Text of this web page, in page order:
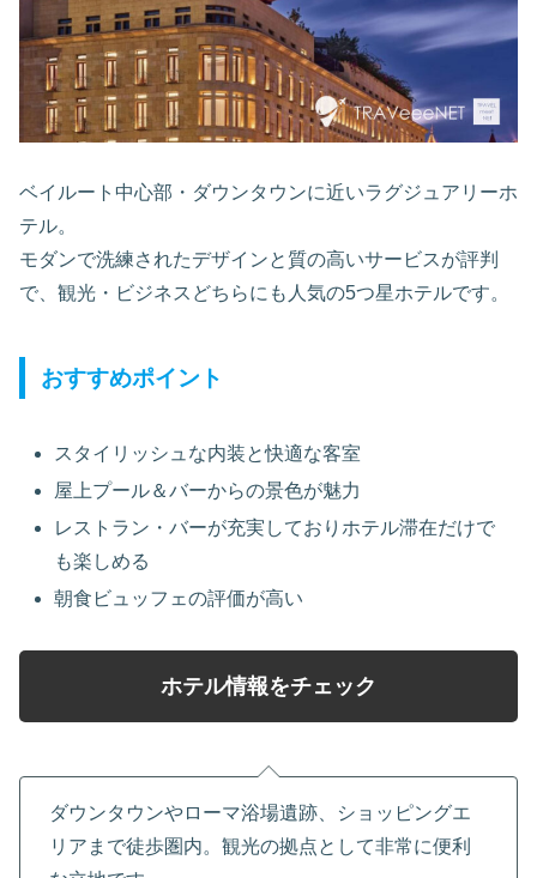
ベイルート中心部・ダウンタウンに近いラグジュアリーホ
テル。
モダンで洗練されたデザインと質の高いサービスが評判
で、観光・ビジネスどちらにも人気の5つ星ホテルです。
おすすめポイント
スタイリッシュな内装と快適な客室
屋上プール＆バーからの景色が魅力
レストラン・バーが充実しておりホテル滞在だけで
も楽しめる
朝食ビュッフェの評価が高い
ホテル情報をチェック
ダウンタウンやローマ浴場遺跡、ショッピングエ
リアまで徒歩圏内。観光の拠点として非常に便利